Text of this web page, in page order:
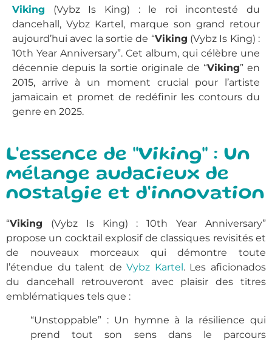
Viking (Vybz Is King) : le roi incontesté du
dancehall, Vybz Kartel, marque son grand retour
aujourd’hui avec la sortie de “Viking (Vybz Is King) :
10th Year Anniversary”. Cet album, qui célèbre une
décennie depuis la sortie originale de “Viking” en
2015, arrive à un moment crucial pour l’artiste
jamaïcain et promet de redéfinir les contours du
genre en 2025.
L'essence de "Viking" : Un
mélange audacieux de
nostalgie et d'innovation
“Viking (Vybz Is King) : 10th Year Anniversary”
propose un cocktail explosif de classiques revisités et
de nouveaux morceaux qui démontre toute
l’étendue du talent deVybz Kartel . Les aficionados
du dancehall retrouveront avec plaisir des titres
emblématiques tels que :
“Unstoppable” : Un hymne à la résilience qui
prend tout son sens dans le parcours